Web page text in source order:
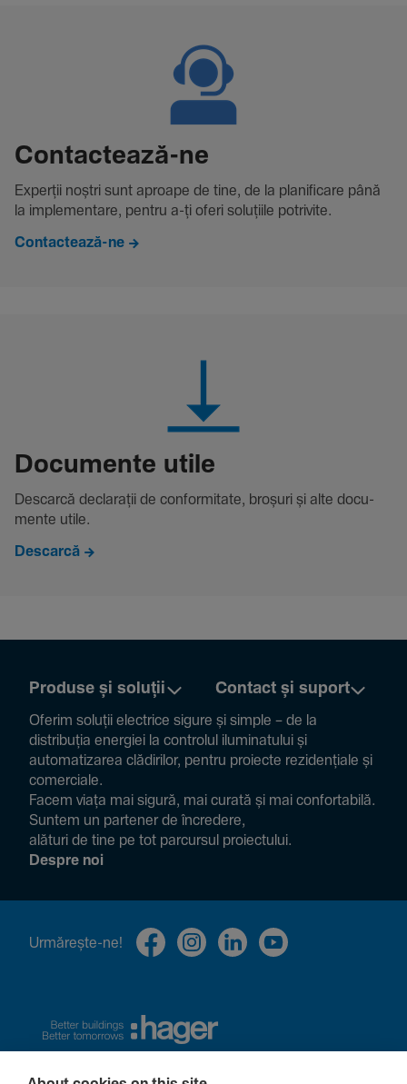
Contac­tează-ne
Experții noștri sunt aproape de tine, de la plani­fi­care până
la imple­men­tare, pentru a-ți oferi solu­țiile potri­vite.
Contactează-ne
Docu­mente utile
Descarcă decla­rații de conformitate, broșuri și alte docu­
mente utile.
Descarcă
Produse și soluții Contact și suport
Oferim soluții electrice sigure și simple – de la
distribuția energiei la controlul ilumi­na­tului și
auto­ma­ti­zarea clădi­rilor, pentru proiecte rezi­den­țiale și
comer­ciale.
Facem viața mai sigură, mai curată și mai confor­ta­bilă.
Suntem un partener de încre­dere,
alături de tine pe tot parcursul proiec­tului.
Despre noi
Urmă­rește-ne!